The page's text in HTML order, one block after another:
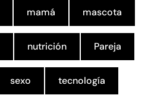
mamá mascota
nutrición Pareja
sexo tecnología